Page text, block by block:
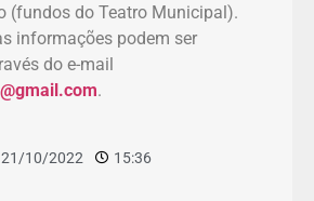
(fundos do Teatro Municipal).
informações podem ser
do e-mail
.
21/10/2022 15:36